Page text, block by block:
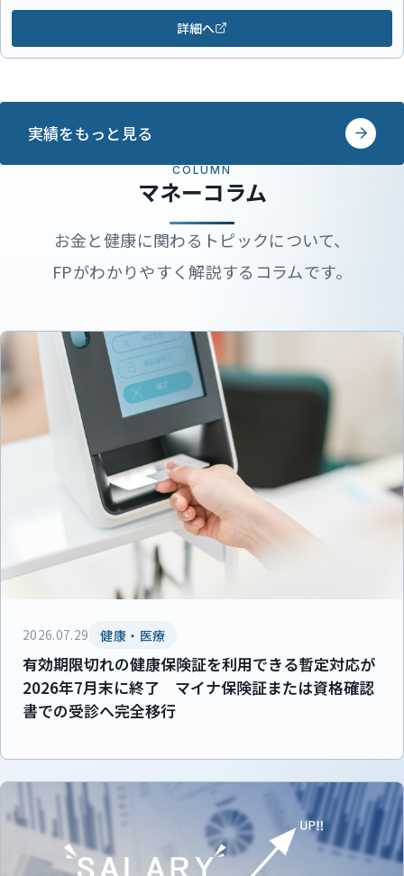
詳細へ
実績をもっと見る
COLUMN
マネーコラム
お金と健康に関わるトピックについて、
FPがわかりやすく解説するコラムです。
2026.07.29 健康・医療
有効期限切れの健康保険証を利用できる暫定対応が
2026年7月末に終了 マイナ保険証または資格確認
書での受診へ完全移行